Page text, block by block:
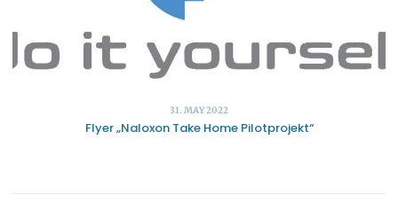
31. MAY 2022
Flyer „Naloxon Take Home Pilotprojekt“